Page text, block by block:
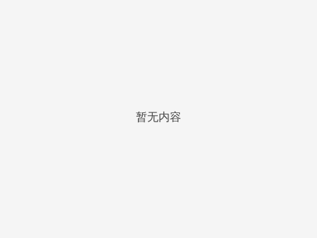
暂无内容